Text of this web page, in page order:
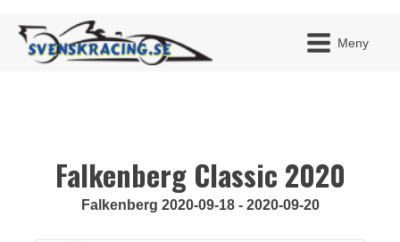
Meny
Falkenberg Classic 2020
Falkenberg 2020-09-18 - 2020-09-20